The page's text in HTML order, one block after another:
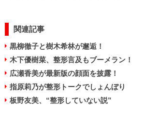
関連記事
黒柳徹子と樹木希林が邂逅！
木下優樹菜、整形言及もブーメラン！
広瀬香美が最新版の顔面を披露！
指原莉乃が整形トークでしょんぼり
板野友美、“整形していない説”